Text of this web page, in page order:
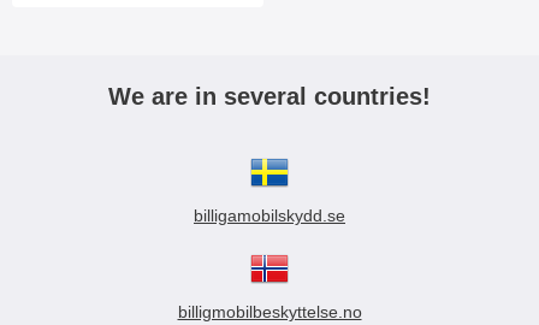
We are in several countries!
billigamobilskydd.se
billigmobilbeskyttelse.no